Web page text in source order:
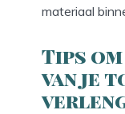
materiaal
Tips
van je